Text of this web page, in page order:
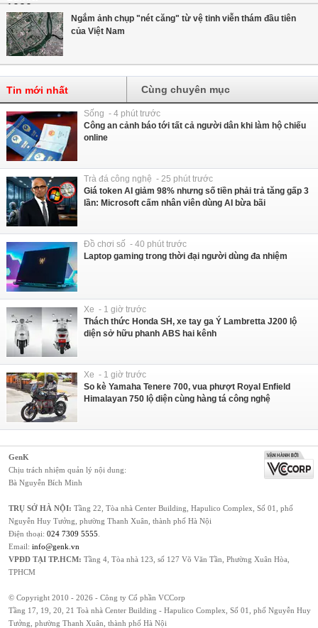
Ngắm ảnh chụp "nét căng" từ vệ tinh viễn thám đầu tiên
của Việt Nam
Tin mới nhất Cùng chuyên mục
Sống - 4 phút trước
Công an cảnh báo tới tất cả người dân khi làm hộ chiếu
online
Trà đá công nghệ - 25 phút trước
Giá token AI giảm 98% nhưng số tiền phải trả tăng gấp 3
lần: Microsoft cấm nhân viên dùng AI bừa bãi
Đồ chơi số - 40 phút trước
Laptop gaming trong thời đại người dùng đa nhiệm
Xe - 1 giờ trước
Thách thức Honda SH, xe tay ga Ý Lambretta J200 lộ
diện sở hữu phanh ABS hai kênh
Xe - 1 giờ trước
So kè Yamaha Tenere 700, vua phượt Royal Enfield
Himalayan 750 lộ diện cùng hàng tá công nghệ
GenK
Chịu trách nhiệm quản lý nội dung:
Bà Nguyễn Bích Minh
TRỤ SỞ HÀ NỘI: Tầng 22, Tòa nhà Center Building, Hapulico Complex, Số 01, phố
Nguyễn Huy Tưởng, phường Thanh Xuân, thành phố Hà Nội
Điện thoại: 024 7309 5555
Email: info@genk.vn
VPĐD TẠI TP.HCM: Tầng 4, Tòa nhà 123, số 127 Võ Văn Tần, Phường Xuân Hòa,
TPHCM
© Copyright 2010 - 2026 - Công ty Cổ phần VCCorp
Tầng 17, 19, 20, 21 Toà nhà Center Building - Hapulico Complex, Số 01, phố Nguyễn Huy
Tưởng, phường Thanh Xuân, thành phố Hà Nội